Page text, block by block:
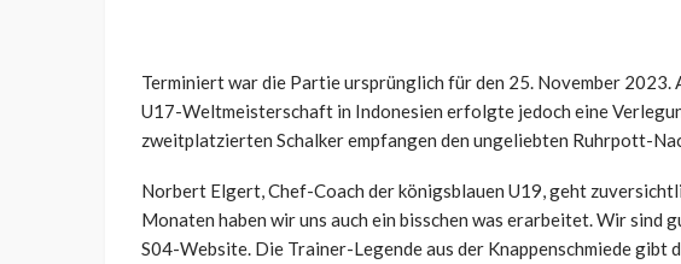
Terminiert war die Partie ursprünglich für den 25. November
U17-Weltmeisterschaft in Indonesien erfolgte jedoch eine
zweitplatzierten Schalker empfangen den ungeliebten Ruhrpott-
Norbert Elgert, Chef-Coach der königsblauen U19, geht
Monaten haben wir uns auch ein bisschen was erarbeitet. Wir sind
S04-Website. Die Trainer-Legende aus der Knappenschmiede gibt